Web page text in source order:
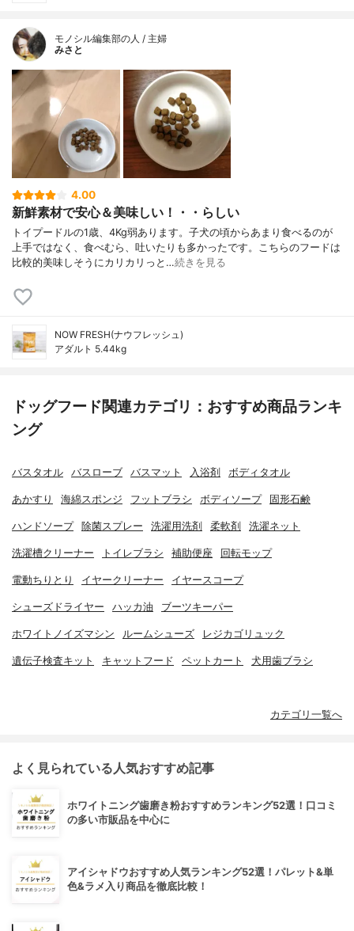
モノシル編集部の人 / 主婦
みさと
4.00
新鮮素材で安心＆美味しい！・・らしい
トイプードルの1歳、4Kg弱あります。子犬の頃からあまり食べるのが
上手ではなく、食べむら、吐いたりも多かったです。こちらのフードは
比較的美味しそうにカリカリっと…続きを見る
NOW FRESH(ナウフレッシュ)
アダルト 5.44kg
ドッグフード関連カテゴリ：おすすめ商品ランキ
ング
バスタオル バスローブ バスマット 入浴剤 ボディタオル
あかすり 海綿スポンジ フットブラシ ボディソープ 固形石鹸
ハンドソープ 除菌スプレー 洗濯用洗剤 柔軟剤 洗濯ネット
洗濯槽クリーナー トイレブラシ 補助便座 回転モップ
電動ちりとり イヤークリーナー イヤースコープ
シューズドライヤー ハッカ油 ブーツキーパー
ホワイトノイズマシン ルームシューズ レジカゴリュック
遺伝子検査キット キャットフード ペットカート 犬用歯ブラシ
カテゴリ一覧へ
よく見られている人気おすすめ記事
ホワイトニング歯磨き粉おすすめランキング52選！口コミ
の多い市販品を中心に
アイシャドウおすすめ人気ランキング52選！パレット&単
色&ラメ入り商品を徹底比較！